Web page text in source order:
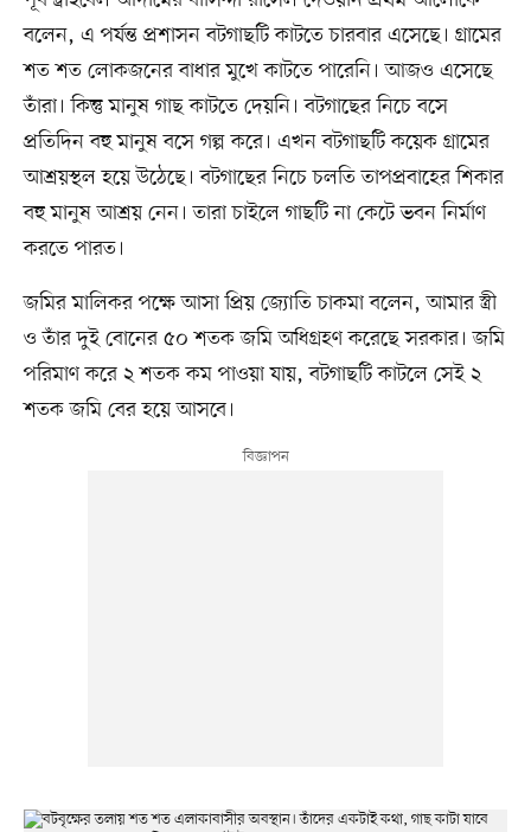
বলেন, এ পর্যন্ত প্রশাসন বটগাছটি কাটতে চারবার এসেছে। গ্রামের
শত শত লোকজনের বাধার মুখে কাটতে পারেনি। আজও এসেছে
তাঁরা। কিন্তু মানুষ গাছ কাটতে দেয়নি। বটগাছের নিচে বসে
প্রতিদিন বহু মানুষ বসে গল্প করে। এখন বটগাছটি কয়েক গ্রামের
আশ্রয়স্থল হয়ে উঠেছে। বটগাছের নিচে চলতি তাপপ্রবাহের শিকার
বহু মানুষ আশ্রয় নেন। তারা চাইলে গাছটি না কেটে ভবন নির্মাণ
করতে পারত।
জমির মালিকর পক্ষে আসা প্রিয় জ্যোতি চাকমা বলেন, আমার স্ত্রী
ও তাঁর দুই বোনের ৫০ শতক জমি অধিগ্রহণ করেছে সরকার। জমি
পরিমাণ করে ২ শতক কম পাওয়া যায়, বটগাছটি কাটলে সেই ২
শতক জমি বের হয়ে আসবে।